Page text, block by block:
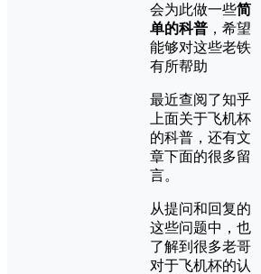
会为此做一些简
单的科普 ，希望
能够对这些老铁
有所帮助
最近查阅了知乎
上面关于飞机杯
的科普，还有文
章下面的很多留
言。
从提问和回复的
这些问题中，也
了解到很多老哥
对于飞机杯的认